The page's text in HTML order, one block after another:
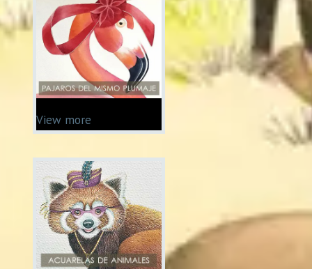
View more